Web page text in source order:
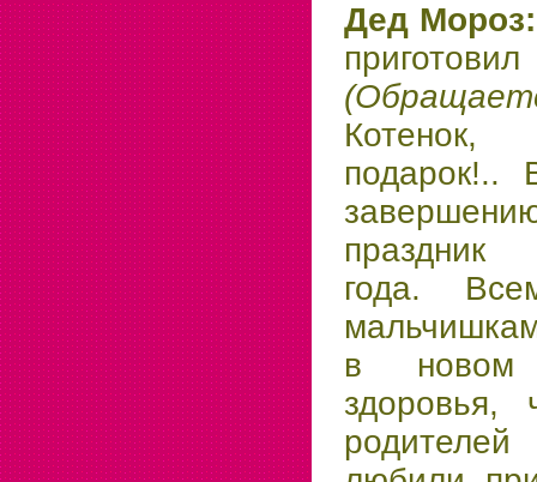
Дед
праздник
года.
в новом
здоровья,